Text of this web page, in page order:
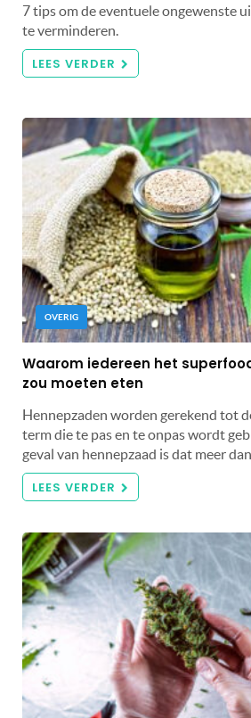
7 tips om de eventuele ongewenste
te verminderen.
LEES VERDER
OVERIG
Waarom iedereen het superfood
zou moeten eten
Hennepzaden worden gerekend tot
term die te pas en te onpas wordt
geval van hennepzaad is dat meer
LEES VERDER